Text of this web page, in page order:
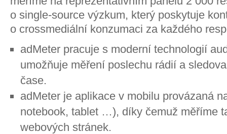
o single-source výzkum, který poskytuje
o crossmediální konzumaci za každého
adMeter pracuje s moderní technologií
umožňuje měření poslechu rádií a
čase.
adMeter je aplikace v mobilu provázaná
notebook, tablet …), díky čemuž měříme
webových stránek.